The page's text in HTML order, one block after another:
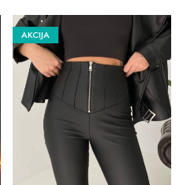
AKCIJA